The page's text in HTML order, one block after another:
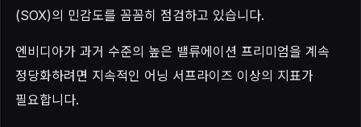
(SOX)의 민감도를 꼼꼼히 점검하고 있습니다.
엔비디아가 과거 수준의 높은 밸류에이션 프리미엄을 계속
정당화하려면 지속적인 어닝 서프라이즈 이상의 지표가
필요합니다.